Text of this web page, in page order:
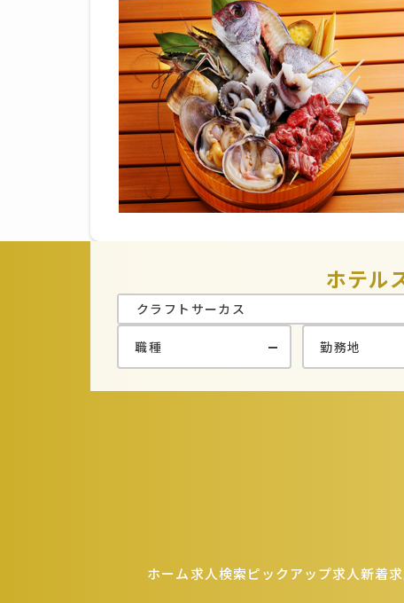
ホテル
ホーム求人検索ピックアップ求人新着